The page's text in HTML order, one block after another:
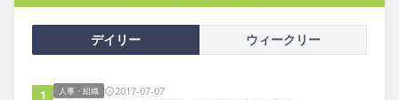
デイリー ウィークリー
1 人事・組織 2017-07-07